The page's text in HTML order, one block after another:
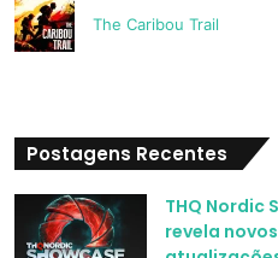
The Caribou Trail
Postagens Recentes
THQ Nordic
revela